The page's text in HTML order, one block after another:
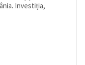
Investiția,